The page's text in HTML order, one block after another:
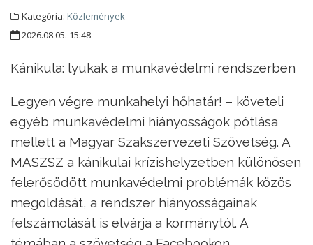
Kategória: Közlemények
2026.08.05. 15:48
Kánikula: lyukak a munkavédelmi rendszerben
Legyen végre munkahelyi hőhatár! – követeli
egyéb munkavédelmi hiányosságok pótlása
mellett a Magyar Szakszervezeti Szövetség. A
MASZSZ a kánikulai krízishelyzetben különösen
felerősödött munkavédelmi problémák közös
megoldását, a rendszer hiányosságainak
felszámolását is elvárja a kormánytól. A